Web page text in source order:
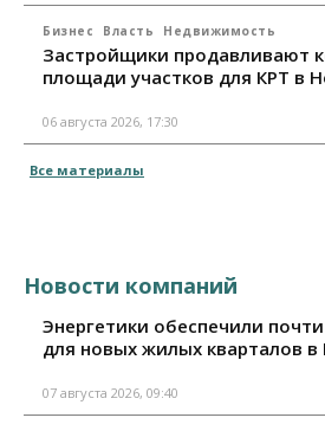
Бизнес Власть Недвижимость
Застройщики продавливают
площади участков для КРТ в
06 августа 2026, 17:30
Все материалы
Новости компаний
Энергетики обеспечили
для новых жилых кварталов в
07 августа 2026, 09:40